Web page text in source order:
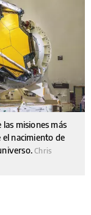
las misiones más
el nacimiento de
Chris